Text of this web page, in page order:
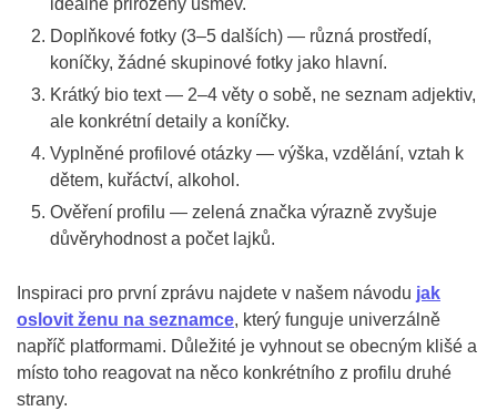
ideálně přirozený úsměv.
Doplňkové fotky (3–5 dalších) — různá prostředí,
koníčky, žádné skupinové fotky jako hlavní.
Krátký bio text — 2–4 věty o sobě, ne seznam adjektiv,
ale konkrétní detaily a koníčky.
Vyplněné profilové otázky — výška, vzdělání, vztah k
dětem, kuřáctví, alkohol.
Ověření profilu — zelená značka výrazně zvyšuje
důvěryhodnost a počet lajků.
Inspiraci pro první zprávu najdete v našem návodu jak
oslovit ženu na seznamce, který funguje univerzálně
napříč platformami. Důležité je vyhnout se obecným klišé a
místo toho reagovat na něco konkrétního z profilu druhé
strany.